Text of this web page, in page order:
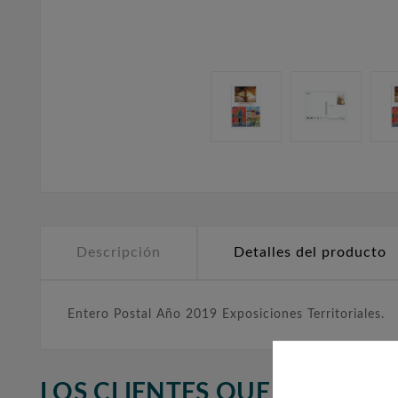
Descripción Detalles del producto
Entero Postal Año 2019 Exposiciones Territoriales.
LOS CLIENTES QUE